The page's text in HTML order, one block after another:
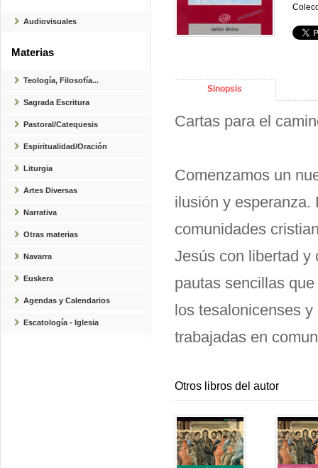
Audiovisuales
Materias
Teología, Filosofía...
Sagrada Escritura
Pastoral/Catequesis
Espiritualidad/Oración
Liturgia
Artes Diversas
Narrativa
Otras materias
Navarra
Euskera
Agendas y Calendarios
Escatología - Iglesia
Sinopsis
Cartas para el
Comenzamos un
ilusión y esperanza.
comunidades
Jesús con libertad y
pautas sencillas
los tesalonicenses
trabajadas en
Otros libros del autor